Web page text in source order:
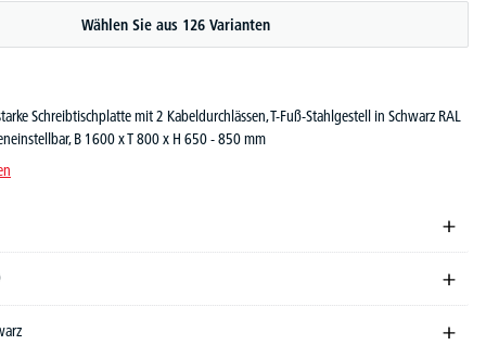
Wählen Sie aus 126 Varianten
Schreibtischplatte mit 2 Kabeldurchlässen, T-Fuß-Stahlgestell in Schwarz RAL
B 1600 x T 800 x H 650 - 850 mm